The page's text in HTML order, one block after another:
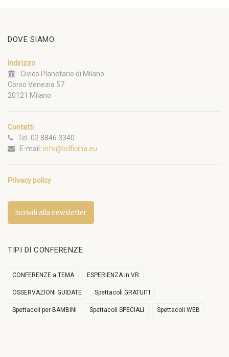
DOVE SIAMO
Indirizzo
Civico Planetario di Milano
Corso Venezia 57
20121 Milano
Contatti
Tel. 02 8846 3340
E-mail: info@lofficina.eu
Privacy policy
Iscriviti alla newsletter
TIPI DI CONFERENZE
CONFERENZE a TEMA ESPERIENZA in VR
OSSERVAZIONI GUIDATE Spettacoli GRATUITI
Spettacoli per BAMBINI Spettacoli SPECIALI Spettacoli WEB